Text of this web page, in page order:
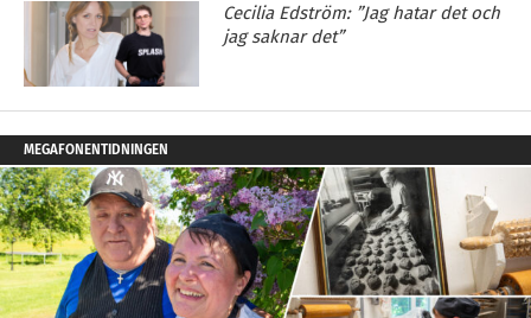
Cecilia Edström: ”Jag hatar det och
jag saknar det”
MEGAFONENTIDNINGEN